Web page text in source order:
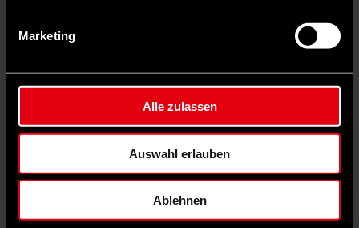
Marketing
Alle zulassen
Auswahl erlauben
Ablehnen